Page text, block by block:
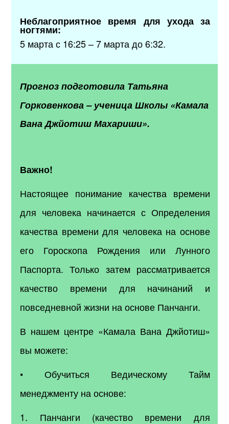
Неблагоприятное время для ухода за
ногтями:
5 марта с 16:25 – 7 марта до 6:32.
Прогноз подготовила Татьяна
Горковенкова – ученица Школы «Камала
Вана Джйотиш Махариши».
Важно!
Настоящее понимание качества времени
для человека начинается с Определения
качества времени для человека на основе
его Гороскопа Рождения или Лунного
Паспорта. Только затем рассматривается
качество времени для начинаний и
повседневной жизни на основе Панчанги.
В нашем центре «Камала Вана Джйотиш»
вы можете:
• Обучиться Ведическому Тайм
менеджменту на основе:
1. Панчанги (качество времени для